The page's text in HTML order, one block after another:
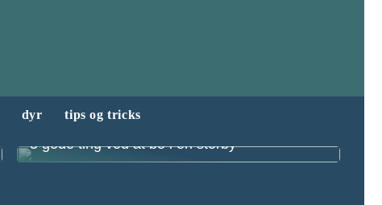
dyr tips og tricks
5 gode ting ved at bo i en storby